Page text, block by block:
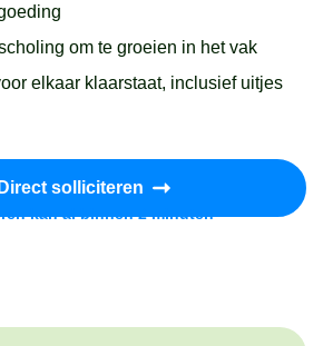
om te groeien in het vak
elkaar klaarstaat, inclusief uitjes
Direct solliciteren
kan al binnen 2 minuten